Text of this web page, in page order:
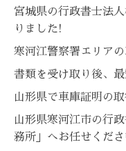
宮城県の行政書士法
りました!
寒河江警察署エリアの
書類を受け取り後、
山形県で車庫証明の取
山形県寒河江市の行
務所」へお任せくださ